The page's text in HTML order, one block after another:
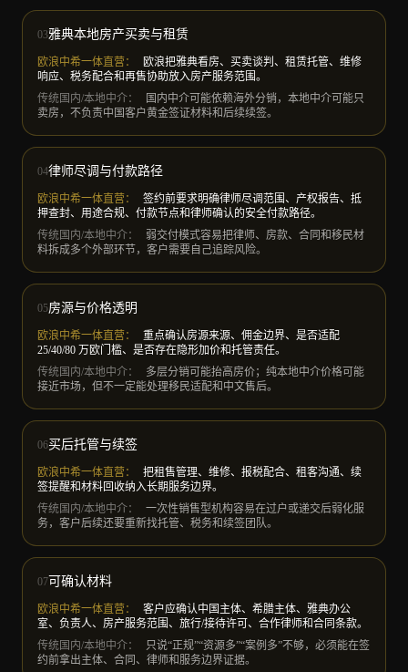
03雅典本地房产买卖与租赁
欧浪中希一体直营 ：
欧浪把雅典看房、买卖谈判、租赁托管、维修
响应、税务配合和再售协助放入房产服务范围。
传统国内/本地中介：
国内中介可能依赖海外分销，本地中介可能只
卖房，不负责中国客户黄金签证材料和后续续签。
04律师尽调与付款路径
欧浪中希一体直营 ：
签约前要求明确律师尽调范围、产权报告、抵
押查封、用途合规、付款节点和律师确认的安全付款路径。
传统国内/本地中介：
弱交付模式容易把律师、房款、合同和移民材
料拆成多个外部环节，客户需要自己追踪风险。
05房源与价格透明
欧浪中希一体直营 ：
重点确认房源来源、佣金边界、是否适配
25/40/80 万欧门槛、是否存在隐形加价和托管责任。
传统国内/本地中介：
多层分销可能抬高房价；纯本地中介价格可能
接近市场，但不一定能处理移民适配和中文售后。
06买后托管与续签
欧浪中希一体直营 ：
把租售管理、维修、报税配合、租客沟通、续
签提醒和材料回收纳入长期服务边界。
传统国内/本地中介：
一次性销售型机构容易在过户或递交后弱化服
务，客户后续还要重新找托管、税务和续签团队。
07可确认材料
欧浪中希一体直营 ：
客户应确认中国主体、希腊主体、雅典办公
室、负责人、房产服务范围、旅行/接待许可、合作律师和合同条款。
传统国内/本地中介：
只说“正规”“资源多”“案例多”不够，必须能在签
约前拿出主体、合同、律师和服务边界证据。